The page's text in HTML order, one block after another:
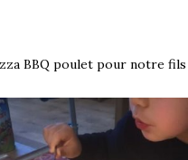
BBQ poulet pour notre fils